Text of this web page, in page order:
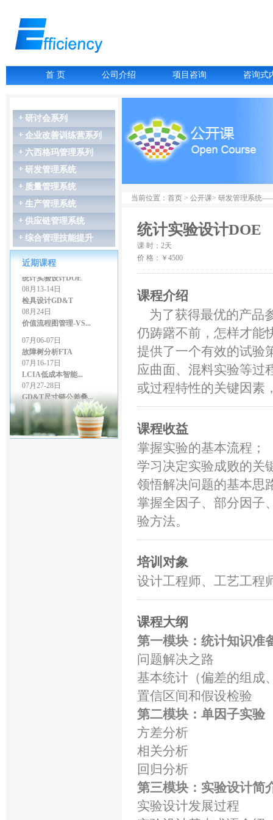
首 页 公司介绍 项目咨询 咨询式
研讨会系列
企业改善训练营系列
六西格玛管理系列
研发管理系统
质量管理系统
生产管理系统
供应链管理系统
综合管理技能提升
近期课程
07月06-07日
故障树分析FTA
07月16-17日
LCIA低成本智能...
07月27-28日
GD&T尺寸链公差叠...
07月27-28日
精益生产管理
08月03-04日
几何尺寸和公差（G...
08月06-07日
统计实验设计DOE
08月13-14日
检具设计GD&T
08月24日
价值流程图管理-VS...
07月06-07日
故障树分析FTA
07月16-17日
LCIA低成本智能...
07月27-28日
GD&T尺寸链公差叠...
07月27-28日
精益生产管理
08月03-04日
几何尺寸和公差（G...
08月06-07日
当前位置：首页 > 公开课> 研发管理系统
统计实验设计DOE
课 时：2天
价 格：￥4500
课程介绍
为了获得最优的产品
仍踌躇不前，怎样才能
提供了一个有效的试验
应曲面、混料实验等过
或过程特性的关键因素
课程收益
掌握实验的基本流程；
学习决定实验成败的关
领悟解决问题的基本思
掌握全因子、部分因子
验方法。
培训对象
设计工程师、工艺工程
课程大纲
第一模块：统计知识准
问题解决之路
基本统计（偏差的组成
置信区间和假设检验
第二模块：单因子实验
方差分析
相关分析
回归分析
第三模块：实验设计简
实验设计发展过程